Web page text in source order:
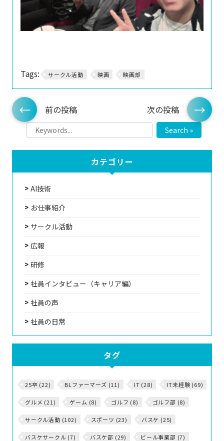
Tags: サークル活動 映画 映画部
前の投稿 次の投稿
Search »
カテゴリー
AI技術
お仕事紹介
サークル活動
広報
研修
社員インタビュー（キャリア編）
社員の声
社員の日常
タグ
25卒 (22) BLファーマーズ (11) IT (28) IT未経験 (69)
グルメ (21) ゲーム (8) ゴルフ (8) ゴルフ部 (8)
サークル活動 (102) スポーツ (23) バスケ (25)
バスケサークル (7) バスケ部 (29) ビール事業部 (7)